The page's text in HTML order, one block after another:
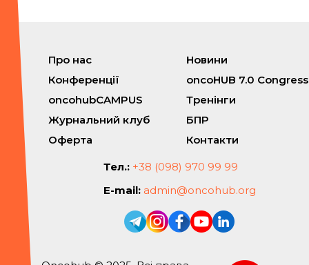
Про нас
Новини
Конференції
oncoHUB 7.0 Congress
oncohubCAMPUS
Тренінги
Журнальний клуб
БПР
Оферта
Контакти
Тел.: +38 (098) 970 99 99
E-mail: admin@oncohub.org